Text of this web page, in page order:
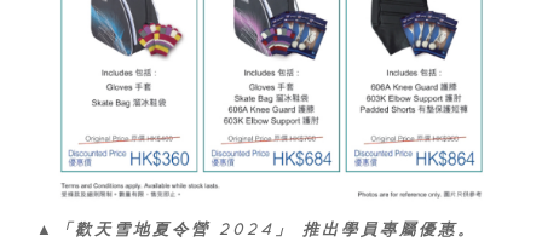
▲「歡天雪地夏令營 2024」 推出學員專屬優惠。